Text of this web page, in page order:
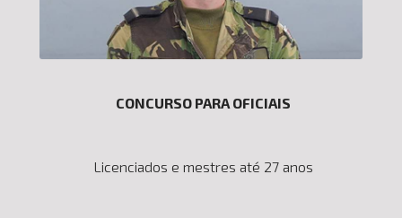
CONCURSO PARA OFICIAIS
Licenciados e mestres até 27 anos